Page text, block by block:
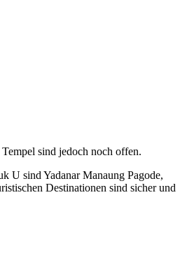
sind jedoch noch offen.
U sind Yadanar Manaung Pagode,
Destinationen sind sicher und